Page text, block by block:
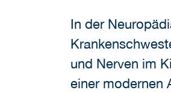
In der
und Nerven im
einer modernen